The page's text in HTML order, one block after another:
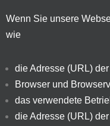
Wenn Sie unsere
wie
die Adresse (URL)
Browser und
das verwendete
die Adresse (URL)